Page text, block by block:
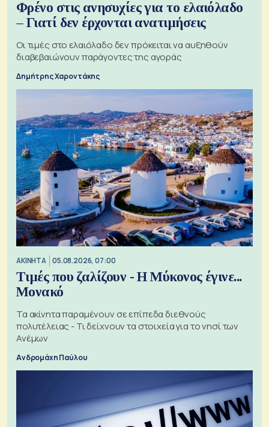
Φρένο στις ανησυχίες για το ελαιόλαδο
– Γιατί δεν έρχονται ανατιμήσεις
Οι τιμές στο ελαιόλαδο δεν πρόκειται να αυξηθούν
διαβεβαιώνουν παράγοντες της αγοράς
Δημήτρης Χαροντάκης
ΑΚΙΝΗΤΑ 05.08.2026, 07:00
Τιμές που ζαλίζουν - Η Μύκονος έγινε...
Μονακό
Τα ακίνητα παραμένουν σε επίπεδα διεθνούς
πολυτέλειας - Τι δείχνουν τα στοιχεία για το νησί των
Ανέμων
Ανδρομάχη Παύλου